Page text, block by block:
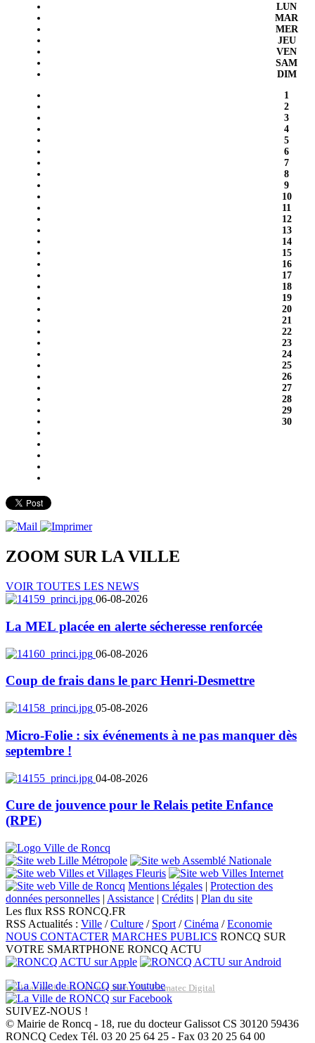
LUN
MAR
MER
JEU
VEN
SAM
DIM
1
2
3
4
5
6
7
8
9
10
11
12
13
14
15
16
17
18
19
20
21
22
23
24
25
26
27
28
29
30
ZOOM SUR LAVILLE
VOIR TOUTES LES NEWS
06-08-2026
La MEL placée en alerte sécheresse renforcée
06-08-2026
Coup de frais dans le parc Henri-Desmettre
05-08-2026
Micro-Folie : six événements à ne pas manquer dès
septembre !
04-08-2026
Cure de jouvence pour le Relais petite Enfance
(RPE)
Mentions légales | Protection des
données personnelles | Assistance | Crédits | Plan du site
Les flux RSS RONCQ.FR
RSS Actualités : Ville /Culture / Sport /Cinéma /Economie
NOUS CONTACTER MARCHES PUBLICS RONCQ SUR
VOTRE SMARTPHONE RONCQ ACTU
Réalisation du site: Agence Web Lille Promatec Digital
SUIVEZ-NOUS !
© Mairie de Roncq - 18, rue du docteur Galissot CS 30120 59436
RONCQ Cedex Tél. 03 20 25 64 25 - Fax 03 20 25 64 00